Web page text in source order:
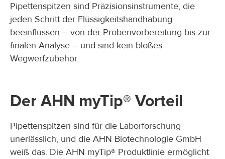
Pipettenspitzen sind Präzisionsinstrumente, die
jeden Schritt der Flüssigkeitshandhabung
beeinflussen – von der Probenvorbereitung bis zur
finalen Analyse – und sind kein bloßes
Wegwerfzubehör.
Der AHN myTip® Vorteil
Pipettenspitzen sind für die Laborforschung
unerlässlich, und die AHN Biotechnologie GmbH
weiß das. Die AHN myTip® Produktlinie ermöglicht